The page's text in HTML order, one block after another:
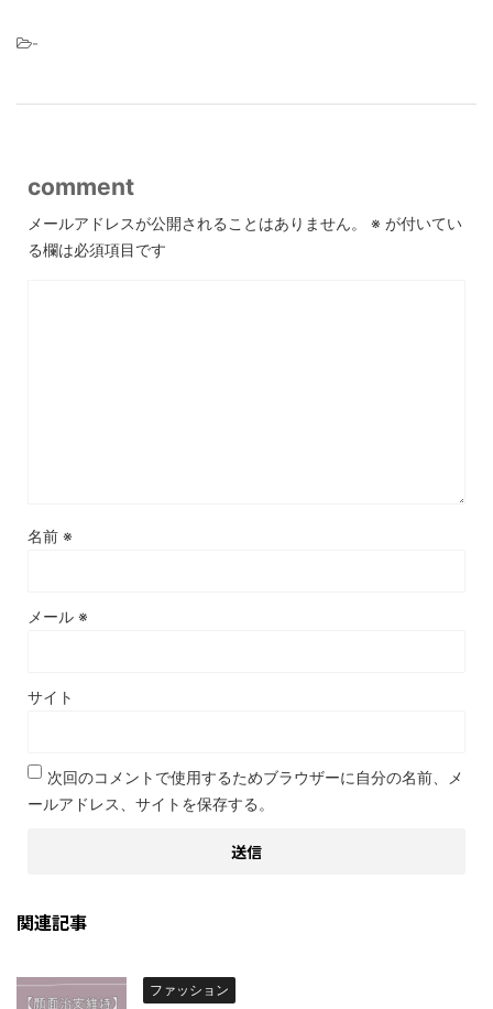
-
comment
メールアドレスが公開されることはありません。 ※ が付いてい
る欄は必須項目です
名前 ※
メール ※
サイト
次回のコメントで使用するためブラウザーに自分の名前、メ
ールアドレス、サイトを保存する。
関連記事
ファッション